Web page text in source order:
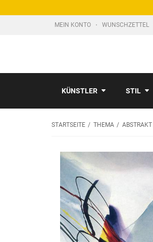
MEIN KONTO WUNSCHZETTEL
KÜNSTLER STIL
STARTSEITE THEMA ABSTRAKT